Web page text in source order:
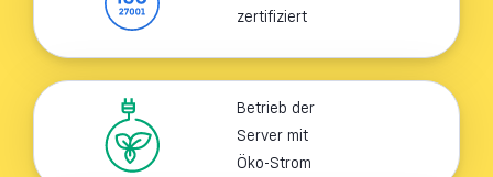
zertifiziert
Betrieb der
Server mit
Öko-Strom